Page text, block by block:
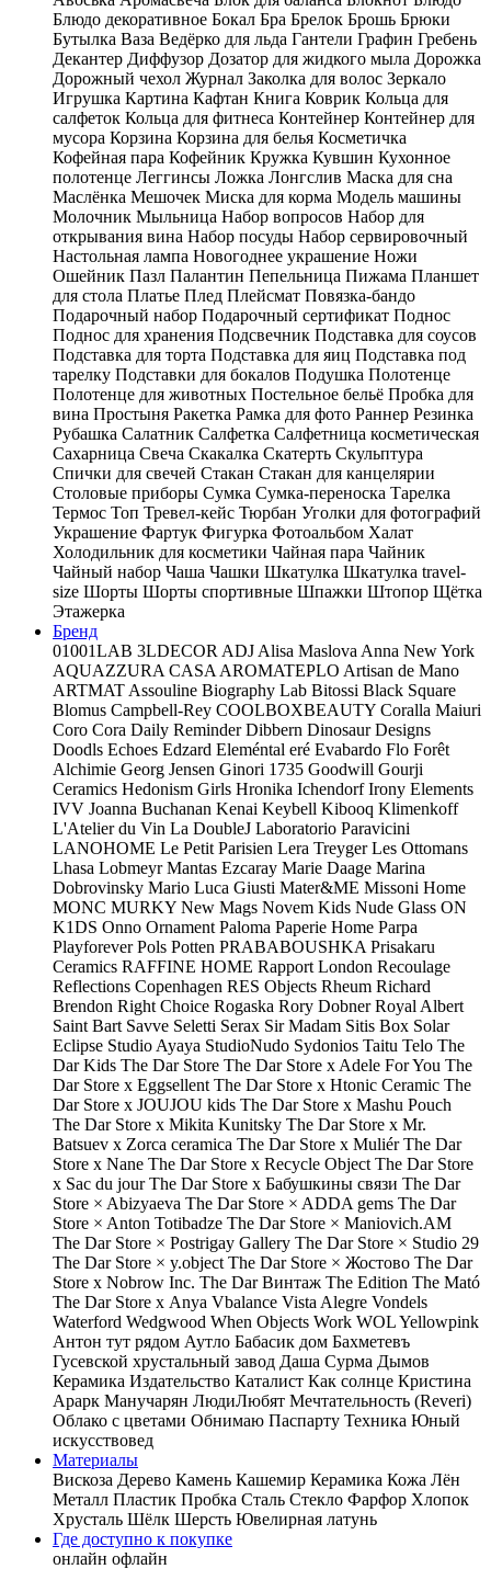
Блюдо декоративное Бокал Бра Брелок Брошь Брюки
Бутылка Ваза Ведёрко для льда Гантели Графин Гребень
Декантер Диффузор Дозатор для жидкого мыла Дорожка
Дорожный чехол Журнал Заколка для волос Зеркало
Игрушка Картина Кафтан Книга Коврик Кольца для
салфеток Кольца для фитнеса Контейнер Контейнер для
мусора Корзина Корзина для белья Косметичка
Кофейная пара Кофейник Кружка Кувшин Кухонное
полотенце Леггинсы Ложка Лонгслив Маска для сна
Маслёнка Мешочек Миска для корма Модель машины
Молочник Мыльница Набор вопросов Набор для
открывания вина Набор посуды Набор сервировочный
Настольная лампа Новогоднее украшение Ножи
Ошейник Пазл Палантин Пепельница Пижама Планшет
для стола Платье Плед Плейсмат Повязка-бандо
Подарочный набор Подарочный сертификат Поднос
Поднос для хранения Подсвечник Подставка для соусов
Подставка для торта Подставка для яиц Подставка под
тарелку Подставки для бокалов Подушка Полотенце
Полотенце для животных Постельное бельё Пробка для
вина Простыня Ракетка Рамка для фото Раннер Резинка
Рубашка Салатник Салфетка Салфетница косметическая
Сахарница Свеча Скакалка Скатерть Скульптура
Спички для свечей Стакан Стакан для канцелярии
Столовые приборы Сумка Сумка-переноска Тарелка
Термос Топ Тревел-кейс Тюрбан Уголки для фотографий
Украшение Фартук Фигурка Фотоальбом Халат
Холодильник для косметики Чайная пара Чайник
Чайный набор Чаша Чашки Шкатулка Шкатулка travel-
size Шорты Шорты спортивные Шпажки Штопор Щётка
Этажерка
Бренд
01001LAB 3LDECOR ADJ Alisa Maslova Anna New York
AQUAZZURA CASA AROMATEPLO Artisan de Mano
ARTMAT Assouline Biography Lab Bitossi Black Square
Blomus Campbell-Rey COOLBOXBEAUTY Coralla Maiuri
Coro Cora Daily Reminder Dibbern Dinosaur Designs
Doodls Echoes Edzard Eleméntal eré Evabardo Flo Forêt
Alchimie Georg Jensen Ginori 1735 Goodwill Gourji
Ceramics Hedonism Girls Hronika Ichendorf Irony Elements
IVV Joanna Buchanan Kenai Keybell Kibooq Klimenkoff
L'Atelier du Vin La DoubleJ Laboratorio Paravicini
LANOHOME Le Petit Parisien Lera Treyger Les Ottomans
Lhasa Lobmeyr Mantas Ezcaray Marie Daage Marina
Dobrovinsky Mario Luca Giusti Mater&ME Missoni Home
MONC MURKY New Mags Novem Kids Nude Glass ON
K1DS Onno Ornament Paloma Paperie Home Parpa
Playforever Pols Potten PRABABOUSHKA Prisakaru
Ceramics RAFFINE HOME Rapport London Recoulage
Reflections Copenhagen RES Objects Rheum Richard
Brendon Right Choice Rogaska Rory Dobner Royal Albert
Saint Bart Savve Seletti Serax Sir Madam Sitis Box Solar
Eclipse Studio Ayaya StudioNudo Sydonios Taitu Telo The
Dar Kids The Dar Store The Dar Store x Adele For You The
Dar Store x Eggsellent The Dar Store x Htonic Ceramic The
Dar Store x JOUJOU kids The Dar Store x Mashu Pouch
The Dar Store x Mikita Kunitsky The Dar Store x Mr.
Batsuev x Zorca ceramica The Dar Store x Muliér The Dar
Store x Nane The Dar Store x Recycle Object The Dar Store
x Sac du jour The Dar Store x Бабушкины связи The Dar
Store × Abizyaeva The Dar Store × ADDA gems The Dar
Store × Anton Totibadze The Dar Store × Maniovich.AM
The Dar Store × Postrigay Gallery The Dar Store × Studio 29
The Dar Store × y.object The Dar Store × Жостово The Dar
Store х Nobrow Inc. The Dar Винтаж The Edition The Mató
The Dar Store x Anya Vbalance Vista Alegre Vondels
Waterford Wedgwood When Objects Work WOLYellowpink
Антон тут рядом Аутло Бабасик дом Бахметевъ
Гусевской хрустальный завод Даша Сурма Дымов
Керамика Издательство Каталист Как солнце Кристина
Арарк Манучарян ЛюдиЛюбят Мечтательность (Reveri)
Облако с цветами Обнимаю Паспарту Техника Юный
искусствовед
Материалы
Вискоза Дерево Камень Кашемир Керамика Кожа Лён
Металл Пластик Пробка Сталь Стекло Фарфор Хлопок
Хрусталь Шёлк Шерсть Ювелирная латунь
Где доступно к покупке
онлайн офлайн